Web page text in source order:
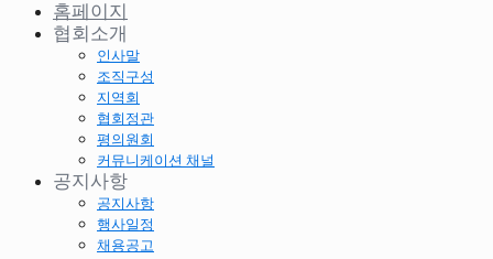
홈페이지
협회소개
인사말
조직구성
지역회
협회정관
평의원회
커뮤니케이션 채널
공지사항
공지사항
행사일정
채용공고